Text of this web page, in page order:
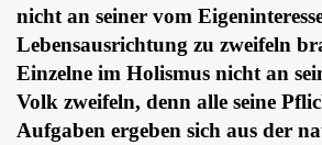
nicht an seiner vom
Lebensausrichtung zu zweifeln
Einzelne im Holismus nicht an
Volk zweifeln, denn alle seine
Aufgaben ergeben sich aus der